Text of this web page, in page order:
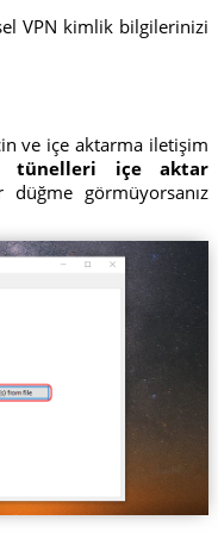
VPN kimlik bilgilerinizi
ve içe aktarma iletişim
tünelleri içe aktar
görmüyorsanız